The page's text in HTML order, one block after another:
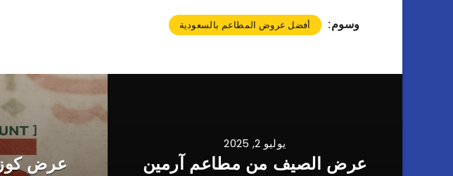
وسوم: أفضل عروض المطاعم بالسعودية
يوليو 2, 2025
عرض الصيف من مطاعم آرمين